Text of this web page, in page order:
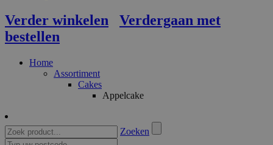
Verder winkelen
Verdergaan met
bestellen
Home
Assortiment
Cakes
Appelcake
Zoeken